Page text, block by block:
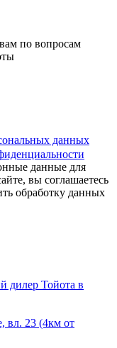
по вопросам
данных
данные для
вы соглашаетесь
обработку данных
дилер Тойота в
вл. 23 (4км от